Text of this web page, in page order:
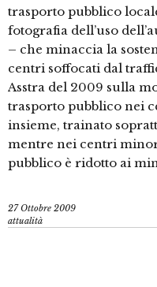
trasporto pubblico
fotografia dell’uso
– che minaccia la
centri soffocati dal
Asstra del 2009 sulla
trasporto pubblico nei
insieme, trainato
mentre nei centri
pubblico è ridotto ai
27 Ottobre 2009
attualità